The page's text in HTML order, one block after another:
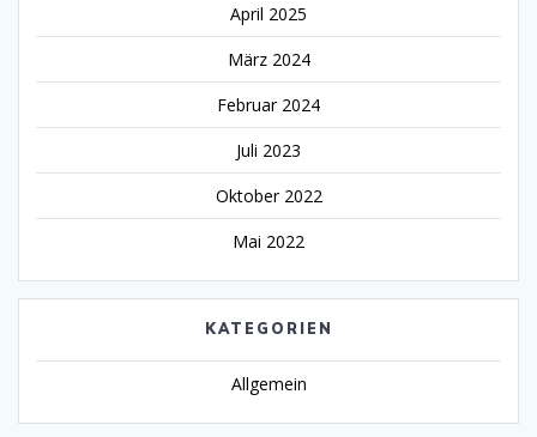
April 2025
März 2024
Februar 2024
Juli 2023
Oktober 2022
Mai 2022
KATEGORIEN
Allgemein